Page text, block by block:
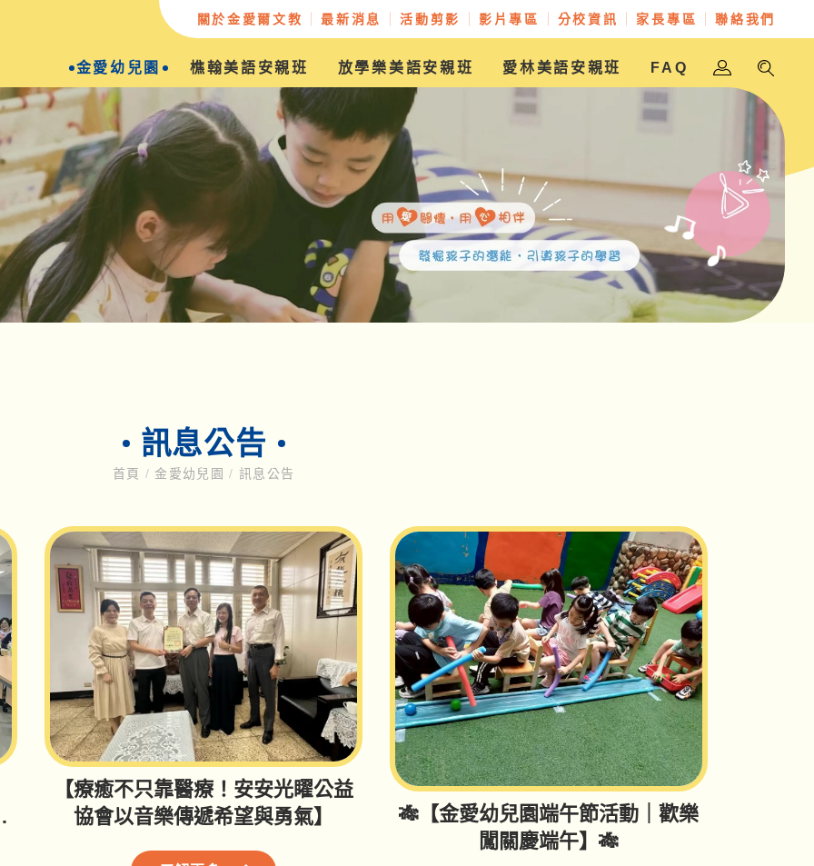
關於金愛爾文教
辦學緣起
教學願景
創辦人的話
最新消息 活動剪影 影片專區 分校資訊
金愛幼兒園
愛林美語安親班
愛林實驗幼兒園
聖奇幼兒園
家長專區 聯絡我們
金愛幼兒園 樵翰美語安親班 放學樂美語安親班 愛林美語安親班 FAQ
訊息公告
首頁 / 金愛幼兒園/ 訊息公告
【療癒不只靠醫療！安安光矅公益
協會以音樂傳遞希望與勇氣】
🎋【金愛幼兒園端午節活動｜歡樂
闖關慶端午】🎋